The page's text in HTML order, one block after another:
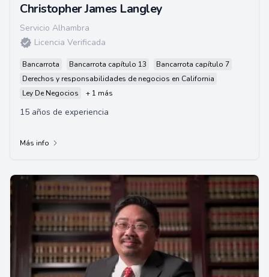
Christopher James Langley
Servicio Alhambra
Licencia Verificada
Bancarrota Bancarrota capítulo 13
Bancarrota capítulo 7
Derechos y responsabilidades de negocios en California
Ley De Negocios
+ 1 más
15 años de experiencia
Más info